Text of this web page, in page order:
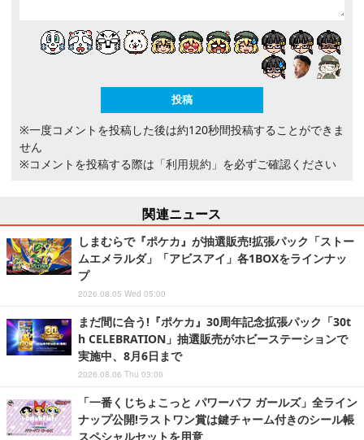
※一度コメントを投稿した後は約120秒間投稿することができま
せん
※コメントを投稿する際は 「利用規約」 を必ずご確認ください
関連ニュース
しまむらで『ポケカ』が抽選販売!拡張パック「ストー
ムエメラルダ」「アビスアイ」各1BOXをラインナッ
プ
2026.08.05 Wed 05:00
まだ間に合う!『ポケカ』30周年記念拡張パック「30t
h CELEBRATION」抽選販売がホビーステーションで
実施中、8月6日まで
2026.08.06 Thu 03:00
「一番くじちょこっと パワーパフ ガールズ」全ライン
ナップ公開!ラストワン賞は鍵チャーム付きのシール帳
スペシャルセットを用意